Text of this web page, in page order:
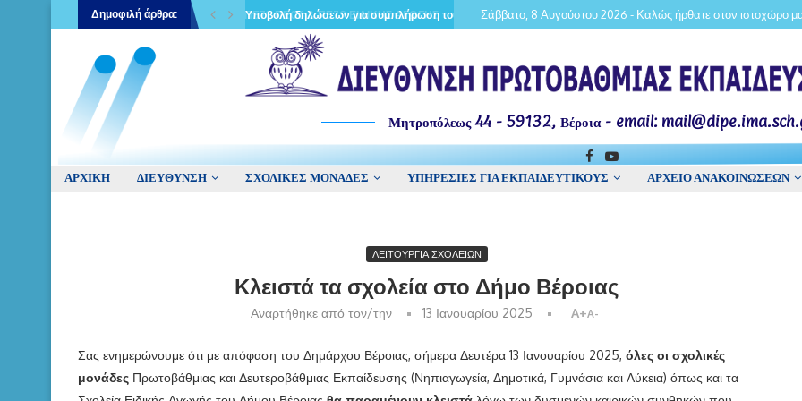
Δημοφιλή άρθρα:
ΤΟΠΟΘΕΤΗΣΕΙΣ ΕΚΠΑΙΔΕΥΤΙΚΩΝ ΚΛΑΔΩΝ ΠΕ71, ΠΕ06 & ΠΕ79 ΕΙΔΙΚΗΣ ΑΓΩΓΗΣΥποβολή δηλώσεων για συμπλήρωση του υποχρεωτικού διδακτικού ωραρίου εκπαιδευτικών κλάδων ΠΕ05,
Τοποθετήσεις εκπαιδευτικών
Σάββατο, 8 Αυγούστου 2026 - Καλώς ήρθατε στον ιστοχώρο
Μητροπόλεως 44 - 59132, Βέροια - email:
ΑΡΧΙΚΉ ΔΙΕΥΘΥΝΣΗ ΣΧΟΛΙΚΕΣ ΜΟΝΑΔΕΣ ΥΠΗΡΕΣΙΕΣ ΓΙΑ ΕΚΠΑΙΔΕΥΤΙΚΟΥΣ ΑΡΧΕΙΟ ΑΝΑΚΟΙΝΩΣΕΩΝ
ΛΕΙΤΟΥΡΓΙΑ ΣΧΟΛΕΙΩΝ
Κλειστά τα σχολεία στο Δήμο Βέροιας
Αναρτήθηκε από τον/την 13 Ιανουαρίου 2025 A+A-
Σας ενημερώνουμε ότι με απόφαση του Δημάρχου Βέροιας, σήμερα Δευτέρα 13 Ιανουαρίου 2025, όλες οι σχολικές
μονάδες Πρωτοβάθμιας και Δευτεροβάθμιας Εκπαίδευσης (Νηπιαγωγεία, Δημοτικά, Γυμνάσια και Λύκεια) όπως και τα